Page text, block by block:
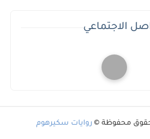
الاجتماعي
محفوظة © روايات سكيرهوم